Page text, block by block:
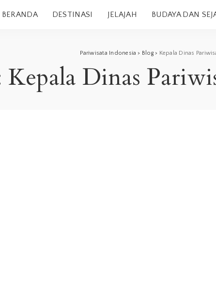
BERANDA DESTINASI JELAJAH BUDAYA DAN
Pariwisata Indonesia > Blog> Kepala Dinas
Kepala Dinas